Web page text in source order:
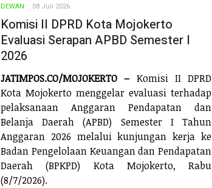
DEWAN 08 Juli 2026
Komisi II DPRD Kota Mojokerto
Evaluasi Serapan APBD Semester I
2026
JATIMPOS.CO/MOJOKERTO – Komisi II DPRD
Kota Mojokerto menggelar evaluasi terhadap
pelaksanaan Anggaran Pendapatan dan
Belanja Daerah (APBD) Semester I Tahun
Anggaran 2026 melalui kunjungan kerja ke
Badan Pengelolaan Keuangan dan Pendapatan
Daerah (BPKPD) Kota Mojokerto, Rabu
(8/7/2026).